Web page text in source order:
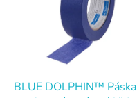
BLUE DOLPHIN™ Páska